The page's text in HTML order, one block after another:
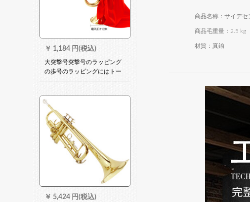
￥ 1,184 円(税込)
大突撃号突撃号のラッピング
の歩号のラッピングにはトー
トラットがあります。精巧な
布が付けられています。
(32*11)
￥ 5,424 円(税込)
商品毛重量：2.5 kg
材質：真鍮